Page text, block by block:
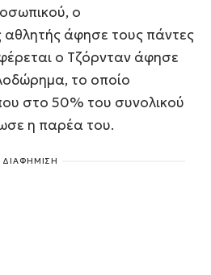
ο
αθλητής άφησε τους πάντες
ο Τζόρνταν άφησε
το οποίο
στο 50% του συνολικού
η παρέα του.
ΔΙΑΦΗΜΙΣΗ